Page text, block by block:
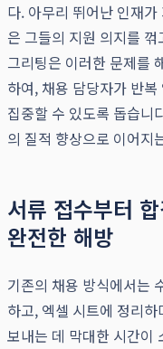
다. 아무리 뛰어난 인재
은 그들의 지원 의지를
그리팅은 이러한 문제를
하여, 채용 담당자가 반
집중할 수 있도록 돕습니
의 질적 향상으로 이어지
서류 접수부터
완전한 해방
기존의 채용 방식에서는
하고, 엑셀 시트에 정리
보내는 데 막대한 시간이